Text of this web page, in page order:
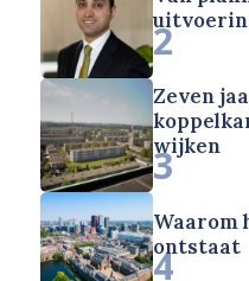
2
Zeven
wijken
3
Waarom
ontstaat
4